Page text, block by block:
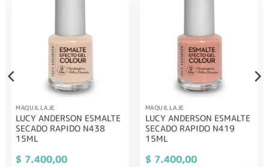
MAQUILLAJE
LUCY ANDERSON ESMALTE
SECADO RAPIDO N438
15ML
$ 7.400,00
MAQUILLAJE
LUCY ANDERSON ESMALTE
SECADO RAPIDO N419
15ML
$ 7.400,00